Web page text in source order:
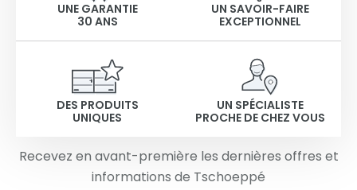
UNE GARANTIE
30 ANS
UN SAVOIR-FAIRE
EXCEPTIONNEL
DES PRODUITS
UNIQUES
UN SPÉCIALISTE
PROCHE DE CHEZ VOUS
Recevez en avant-première les dernières offres et
informations de Tschoeppé